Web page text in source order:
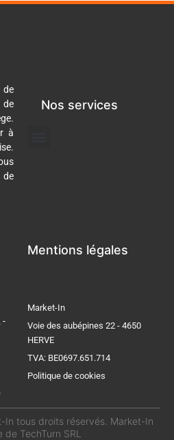
de
de
à
de
Nos services
-
Mentions légales
Market-In
Voie des aubépines 22 - 4650
HERVE
TVA: BE0697.651.714
Politique de cookies
tous droits réservés. Market-In
TechTurn SRL